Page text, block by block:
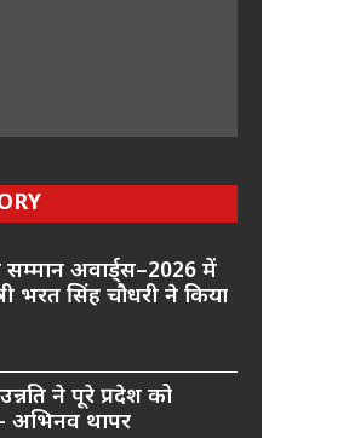
अवार्ड्स–2026 में
भरत सिंह चौधरी ने किया
ने पूरे प्रदेश को
अभिनव थापर